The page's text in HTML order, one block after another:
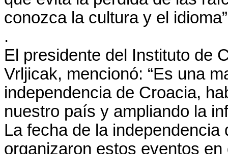
conozca la cultura y el
.
El presidente del Instituto de
Vrljicak, mencionó: “Es una
independencia de Croacia,
nuestro país y ampliando la
La fecha de la
organizaron estos eventos